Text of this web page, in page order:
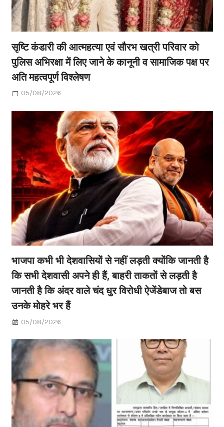
सृष्टि कंडारी की आत्महत्या एवं सौरभ खत्री परिवार को
पुलिस अभिरक्षा में लिए जाने के कानूनी व सामाजिक पक्ष पर
अति महत्वपूर्ण विश्लेषण
05/08/2026
भाजपा कभी भी देशवासियों से नहीं लड़ती क्योंकि जानती है
कि सभी देशवासी अपने ही हैं, बाहरी ताकतों से लड़ती है
जानती है कि अंदर वाले चंद धुर विरोधी ऐजेंडेबाज तो बस
उनके मोहरे भर हैं
05/08/2026